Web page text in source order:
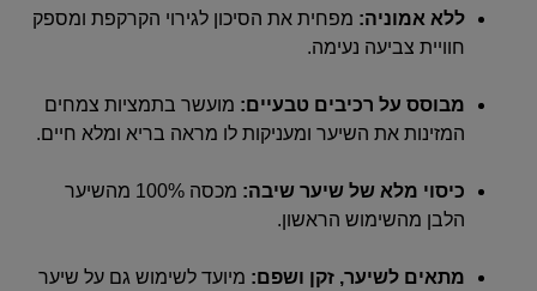
ללא אמוניה: מפחית את הסיכון לגירוי הקרקפת ומספק
חוויית צביעה נעימה.
מבוסס על רכיבים טבעיים: מועשר בתמציות צמחים
המזינות את השיער ומעניקות לו מראה בריא ומלא חיים.
כיסוי מלא של שיער שיבה:
מכסה 100% מהשיער
הלבן מהשימוש הראשון.
מתאים לשיער, זקן ושפם: מיועד לשימוש גם על שיער